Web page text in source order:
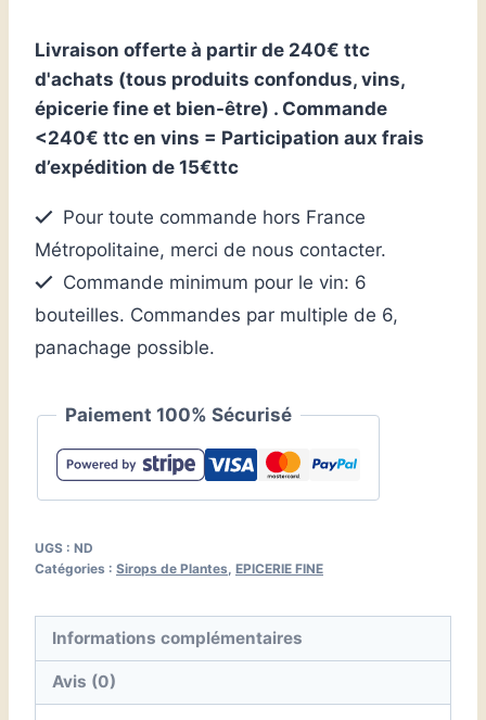
Thym
Doux
Livraison offerte à partir de 240€ ttc
d'achats (tous produits confondus, vins,
épicerie fine et bien-être) . Commande
<240€ ttc en vins = Participation aux frais
d’expédition de 15€ttc
Pour toute commande hors France
Métropolitaine, merci de nous contacter.
Commande minimum pour le vin: 6
bouteilles. Commandes par multiple de 6,
panachage possible.
Paiement 100% Sécurisé
UGS : ND
Catégories : Sirops de Plantes, EPICERIE FINE
Informations complémentaires
Avis (0)